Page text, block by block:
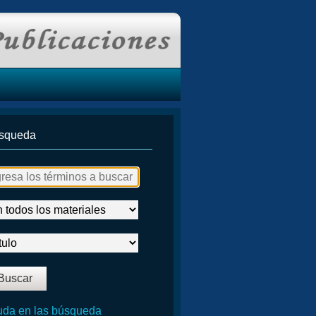
en las búsqueda